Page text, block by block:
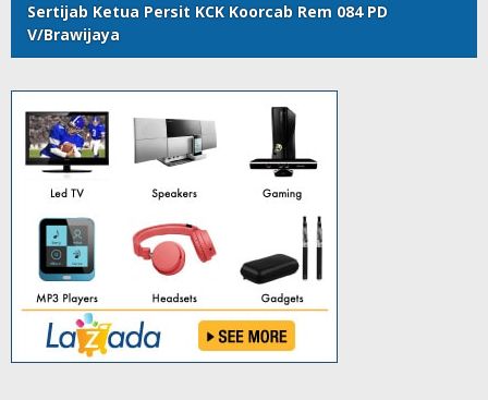
Sertijab Ketua Persit KCK Koorcab Rem 084 PD
V/Brawijaya